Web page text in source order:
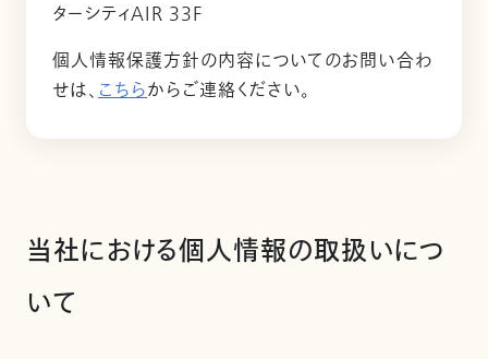
ターシティAIR 33F
個人情報保護方針の内容についてのお問い合わ
せは、こちらからご連絡ください。
当社における個人情報の取扱いにつ
いて